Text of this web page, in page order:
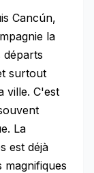
Cancún,
la
départs
surtout
ville. C'est
La
est déjà
magnifiques